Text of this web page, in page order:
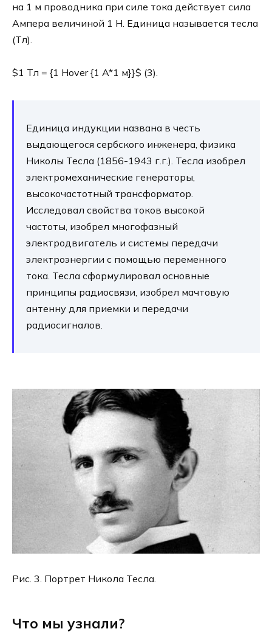
на 1 м проводника при силе тока действует сила
Ампера величиной 1 Н. Единица называется тесла
(Тл).
$1 Тл = {1 Нover {1 A*1 м}}$ (3).
Единица индукции названа в честь
выдающегося сербского инженера, физика
Николы Тесла (1856-1943 г.г.). Тесла изобрел
электромеханические генераторы,
высокочастотный трансформатор.
Исследовал свойства токов высокой
частоты, изобрел многофазный
электродвигатель и системы передачи
электроэнергии с помощью переменного
тока. Тесла сформулировал основные
принципы радиосвязи, изобрел мачтовую
антенну для приемки и передачи
радиосигналов.
Рис. 3. Портрет Никола Тесла.
Что мы узнали?